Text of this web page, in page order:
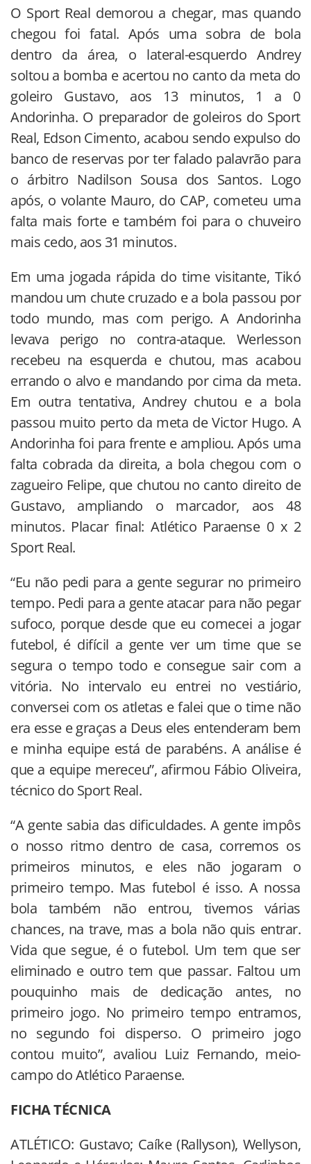
O Sport Real demorou a chegar, mas quando
chegou foi fatal. Após uma sobra de bola
dentro da área, o lateral-esquerdo Andrey
soltou a bomba e acertou no canto da meta do
goleiro Gustavo, aos 13 minutos, 1 a 0
Andorinha. O preparador de goleiros do Sport
Real, Edson Cimento, acabou sendo expulso do
banco de reservas por ter falado palavrão para
o árbitro Nadilson Sousa dos Santos. Logo
após, o volante Mauro, do CAP, cometeu uma
falta mais forte e também foi para o chuveiro
mais cedo, aos 31 minutos.
Em uma jogada rápida do time visitante, Tikó
mandou um chute cruzado e a bola passou por
todo mundo, mas com perigo. A Andorinha
levava perigo no contra-ataque. Werlesson
recebeu na esquerda e chutou, mas acabou
errando o alvo e mandando por cima da meta.
Em outra tentativa, Andrey chutou e a bola
passou muito perto da meta de Victor Hugo. A
Andorinha foi para frente e ampliou. Após uma
falta cobrada da direita, a bola chegou com o
zagueiro Felipe, que chutou no canto direito de
Gustavo, ampliando o marcador, aos 48
minutos. Placar final: Atlético Paraense 0 x 2
Sport Real.
“Eu não pedi para a gente segurar no primeiro
tempo. Pedi para a gente atacar para não pegar
sufoco, porque desde que eu comecei a jogar
futebol, é difícil a gente ver um time que se
segura o tempo todo e consegue sair com a
vitória. No intervalo eu entrei no vestiário,
conversei com os atletas e falei que o time não
era esse e graças a Deus eles entenderam bem
e minha equipe está de parabéns. A análise é
que a equipe mereceu”, afirmou Fábio Oliveira,
técnico do Sport Real.
“A gente sabia das dificuldades. A gente impôs
o nosso ritmo dentro de casa, corremos os
primeiros minutos, e eles não jogaram o
primeiro tempo. Mas futebol é isso. A nossa
bola também não entrou, tivemos várias
chances, na trave, mas a bola não quis entrar.
Vida que segue, é o futebol. Um tem que ser
eliminado e outro tem que passar. Faltou um
pouquinho mais de dedicação antes, no
primeiro jogo. No primeiro tempo entramos,
no segundo foi disperso. O primeiro jogo
contou muito”, avaliou Luiz Fernando, meio-
campo do Atlético Paraense.
FICHA TÉCNICA
ATLÉTICO: Gustavo; Caíke (Rallyson), Wellyson,